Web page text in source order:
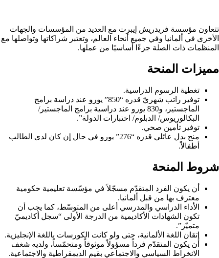
تتعاون مؤسسة فريدريش إيبرت مع العديد من المؤسسات والجهات
الأخرى في ألمانيا وفي جميع أنحاء العالم، وتعتبر شراكاتها وتواصلها مع
المنظمات ذات الصلة جزءًا أساسيًا من عملها.
مميزات المنحة
تغطية الرسوم الدراسية.
توفير راتب شهريّ قدره “850” يورو عند دراسة برامج
الماجستير، و830 يورو عند دراسية برامج الماجستير/
البكالوريوس/ الدبلوم/ اختبارات الدولة”.
توفير تأمين صحي.
منح بدل عائلي قدره “276” يورو في حال إن كان لدى الطالب
أطفالاً.
شروط المنحة
أن يكون الفرد المتقدّم مسجّلاً في مؤسّسة تعليمية حكومية
معترف بها من قبل ألمانيا.
الأداء الدراسي والمدرسي أعلى من المتوسّط، كما يجب أن
تكون الشهادات الأكاديمية من الدرجة الأولى “سجل أكاديميّ
متميّز”.
إتقان اللغة الألمانية، حتى ولو كانت الكورسات باللغة الإنجليزية.
أن يكون المتقدّم فرداً مسؤولاً موثوقاً ومتحمّساً، ولديه شغف
الانخراط السياسي والاجتماعي بقيم الديمقراطية والاجتماعية.